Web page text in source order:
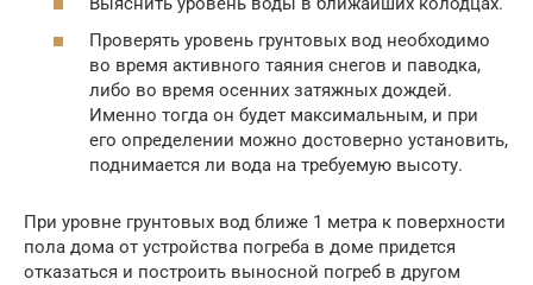
Проверять уровень грунтовых вод необходимо
во время активного таяния снегов и паводка,
либо во время осенних затяжных дождей.
Именно тогда он будет максимальным, и при
его определении можно достоверно установить,
поднимается ли вода на требуемую высоту.
При уровне грунтовых вод ближе 1 метра к поверхности
пола дома от устройства погреба в доме придется
отказаться и построить выносной погреб в другом